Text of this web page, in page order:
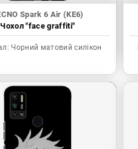
Spark 6 Air (KE6)
Чохол "face graffiti"
Чорний матовий силікон